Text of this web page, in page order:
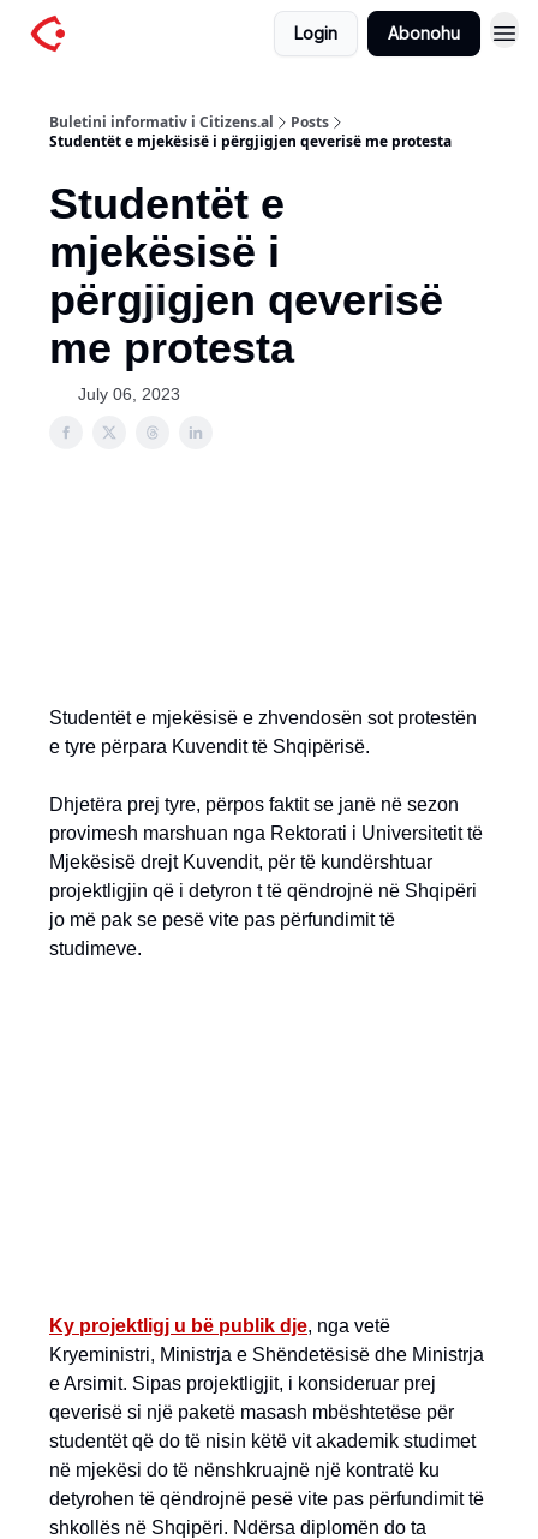
Login Abonohu
Buletini informativ i Citizens.al
Posts
Studentët e mjekësisë i përgjigjen qeverisë me protesta
Studentët e
mjekësisë i
përgjigjen qeverisë
me protesta
July 06, 2023
Studentët e mjekësisë e zhvendosën sot protestën
e tyre përpara Kuvendit të Shqipërisë.
Dhjetëra prej tyre, përpos faktit se janë në sezon
provimesh marshuan nga Rektorati i Universitetit të
Mjekësisë drejt Kuvendit, për të kundërshtuar
projektligjin që i detyron t të qëndrojnë në Shqipëri
jo më pak se pesë vite pas përfundimit të
studimeve.
Ky projektligj u bë publik dje, nga vetë
Kryeministri, Ministrja e Shëndetësisë dhe Ministrja
e Arsimit. Sipas projektligjit, i konsideruar prej
qeverisë si një paketë masash mbështetëse për
studentët që do të nisin këtë vit akademik studimet
në mjekësi do të nënshkruajnë një kontratë ku
detyrohen të qëndrojnë pesë vite pas përfundimit të
shkollës në Shqipëri. Ndërsa diplomën do ta